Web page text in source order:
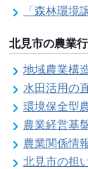
「森林環境譲与税の活用に向
北見市の農業
地域農業構造転換事業及び農
水田活用の直接支払交
環境保全型
農業経営基盤強化
農業関係情
北見市の担